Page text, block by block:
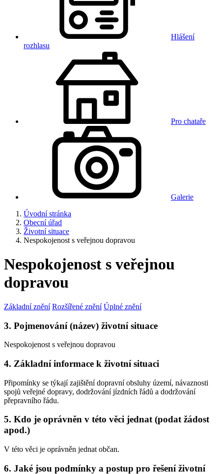
Hlášení
rozhlasu
Pro chataře
Galerie
Úvodní stránka
Obecní úřad
Životní situace
Nespokojenost s veřejnou dopravou
Nespokojenost s veřejnou
dopravou
Základní znění Rozšířené znění Úplné znění
3. Pojmenování (název) životní situace
Nespokojenost s veřejnou dopravou
4. Základní informace k životní situaci
Připomínky se týkají zajištění dopravní obsluhy území, návaznosti
spojů veřejné dopravy, dodržování jízdních řádů a dodržování
přepravního řádu.
5. Kdo je oprávněn v této věci jednat (podat žádost
apod.)
V této věci je oprávněn jednat občan.
6. Jaké jsou podmínky a postup pro řešení životní